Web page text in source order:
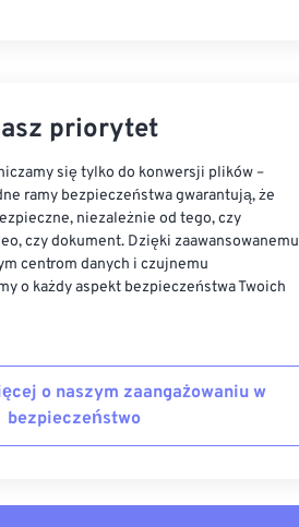
priorytet
się tylko do konwersji plików –
ramy bezpieczeństwa gwarantują, że
niezależnie od tego, czy
czy dokument. Dzięki zaawansowanemu
centrom danych i czujnemu
o każdy aspekt bezpieczeństwa Twoich
o naszym zaangażowaniu w
bezpieczeństwo